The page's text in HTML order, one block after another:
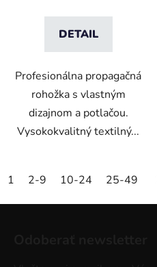
DETAIL
Profesionálna propagačná
rohožka s vlastným
dizajnom a potlačou.
Vysokokvalitný textilný...
1 2-9 10-24 25-49